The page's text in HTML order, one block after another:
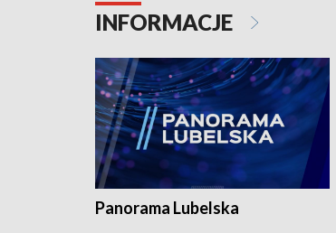
INFORMACJE
Panorama Lubelska